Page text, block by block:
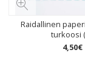
Raidallinen
turkoosi
4,50€